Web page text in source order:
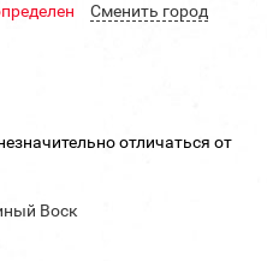
Cменить город
отличаться от
Воск